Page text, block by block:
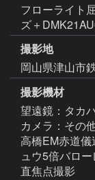
フローライト
ズ＋
撮影地
岡山県津山市
撮影機材
望遠鏡：タカ
カメラ：その
高橋EM赤道
ュウ5倍バロ
直焦点撮影